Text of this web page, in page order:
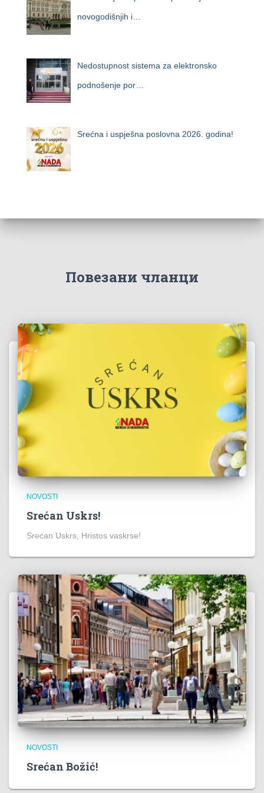
novogodišnjih i…
Nedostupnost sistema za elektronsko
podnošenje por…
Srećna i uspješna poslovna 2026. godina!
Повезани чланци
NOVOSTI
Srećan Uskrs!
Srećan Uskrs, Hristos vaskrse!
NOVOSTI
Srećan Božić!